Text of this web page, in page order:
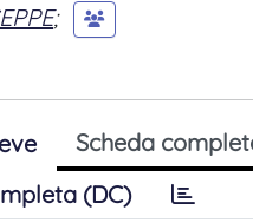
;
Scheda
(DC)